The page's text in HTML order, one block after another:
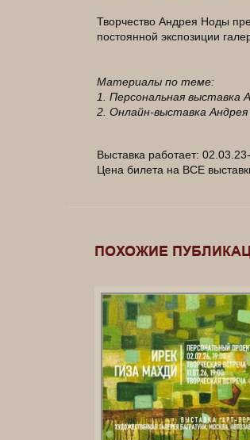
Творчество Андрея Ноды
постоянной экспозиции
Материалы по теме:
1. Персональная выставка
2. Онлайн-выставка
Выставка работает:
Цена билета на ВСЕ
ПОХОЖИЕ